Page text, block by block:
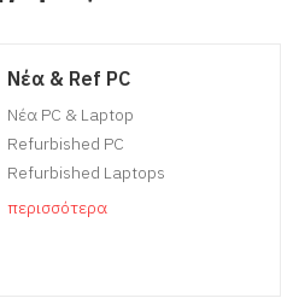
Νέα & Ref PC
Νέα PC & Laptop
Refurbished PC
Refurbished Laptops
περισσότερα